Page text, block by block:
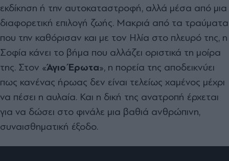
εκδίκηση ή την αυτοκαταστροφή, αλλά μέσα από μια
διαφορετική επιλογή ζωής. Μακριά από τα τραύματα
που την καθόρισαν και με τον Ηλία στο πλευρό της, η
Σοφία κάνει το βήμα που αλλάζει οριστικά τη μοίρα
της. Στον «Άγιο Έρωτα», η πορεία της αποδεικνύει
πως κανένας ήρωας δεν είναι τελείως χαμένος μέχρι
να πέσει η αυλαία. Και η δική της ανατροπή έρχεται
για να δώσει στο φινάλε μια βαθιά ανθρώπινη,
συναισθηματική έξοδο.